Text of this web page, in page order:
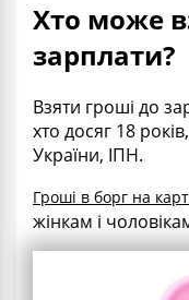
Хто може
зарплати?
Взяти гроші до
хто досяг 18
України, ІПН.
Гроші в борг на
жінкам і